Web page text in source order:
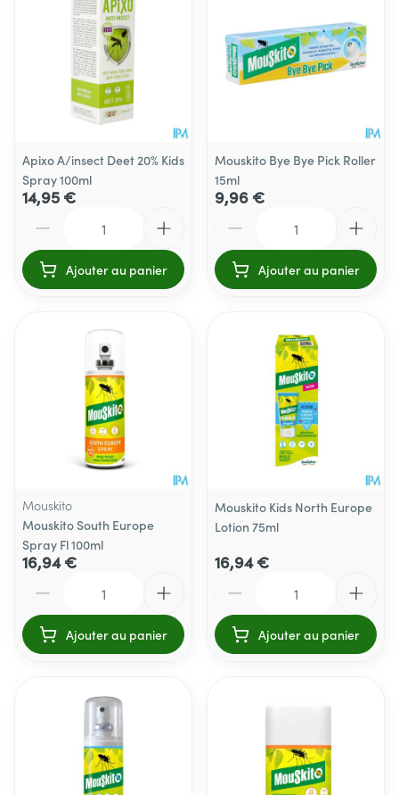
Apixo A/insect Deet 20% Kids
Spray 100ml
14,95 €
Ajouter au panier
Mouskito Bye Bye Pick Roller
15ml
9,96 €
Ajouter au panier
Mouskito
Mouskito South Europe
Spray Fl 100ml
16,94 €
Ajouter au panier
Mouskito Kids North Europe
Lotion 75ml
16,94 €
Ajouter au panier